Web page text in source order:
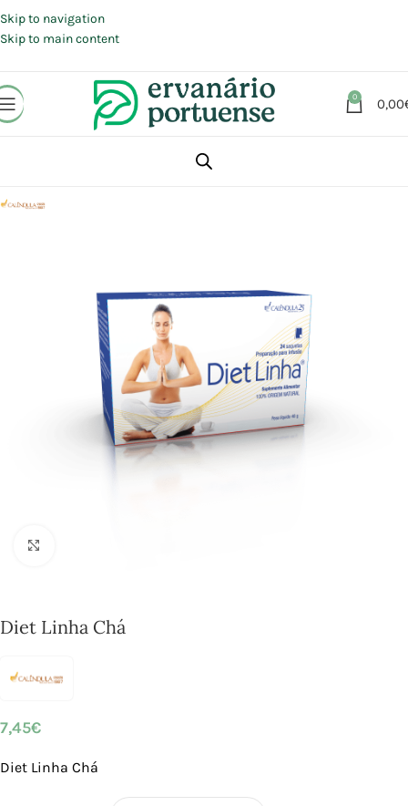
Skip to navigation
Skip to main content
0 0,00
Diet Linha Chá
7,45€
Diet Linha Chá